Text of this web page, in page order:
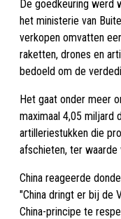
De goedkeuring werd
het ministerie van
verkopen omvatten
raketten, drones en
bedoeld om de
Het gaat onder meer
maximaal 4,05 miljard
artilleriestukken die
afschieten, ter waarde
China reageerde
"China dringt er bij de
China-principe te